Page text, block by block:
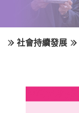
社會持續發展